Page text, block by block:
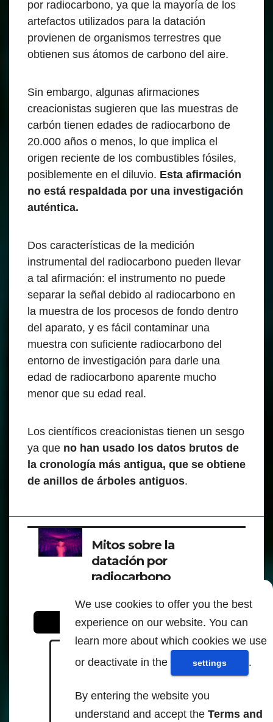
We use cookies to offer you the best
experience on our website. You can
learn more about which cookies we use
or deactivate in the
settings .
By entering the website you
understand and accept the Terms and
por radiocarbono, ya que la mayoría de los
artefactos utilizados para la datación
provienen de organismos terrestres que
obtienen sus átomos de carbono del aire.
Sin embargo, algunas afirmaciones
creacionistas sugieren que las muestras de
carbón tienen edades de radiocarbono de
20.000 años o menos, lo que implica el
origen reciente de los combustibles fósiles,
posiblemente en el diluvio. Esta afirmación
no está respaldada por una investigación
auténtica.
Dos características de la medición
instrumental del radiocarbono pueden llevar
a tal afirmación: el instrumento no puede
separar la señal debido al radiocarbono en
la muestra de los procesos de fondo dentro
del aparato, y es fácil contaminar una
muestra con suficiente radiocarbono del
entorno de investigación para darle una
edad de radiocarbono aparente mucho
menor que su edad real.
Los científicos creacionistas tienen un sesgo
ya que no han usado los datos brutos de
la cronología más antigua, que se obtiene
de anillos de árboles antiguos.
Mitos sobre la
datación por
radiocarbono
Para leer y saber más - Fuentes: